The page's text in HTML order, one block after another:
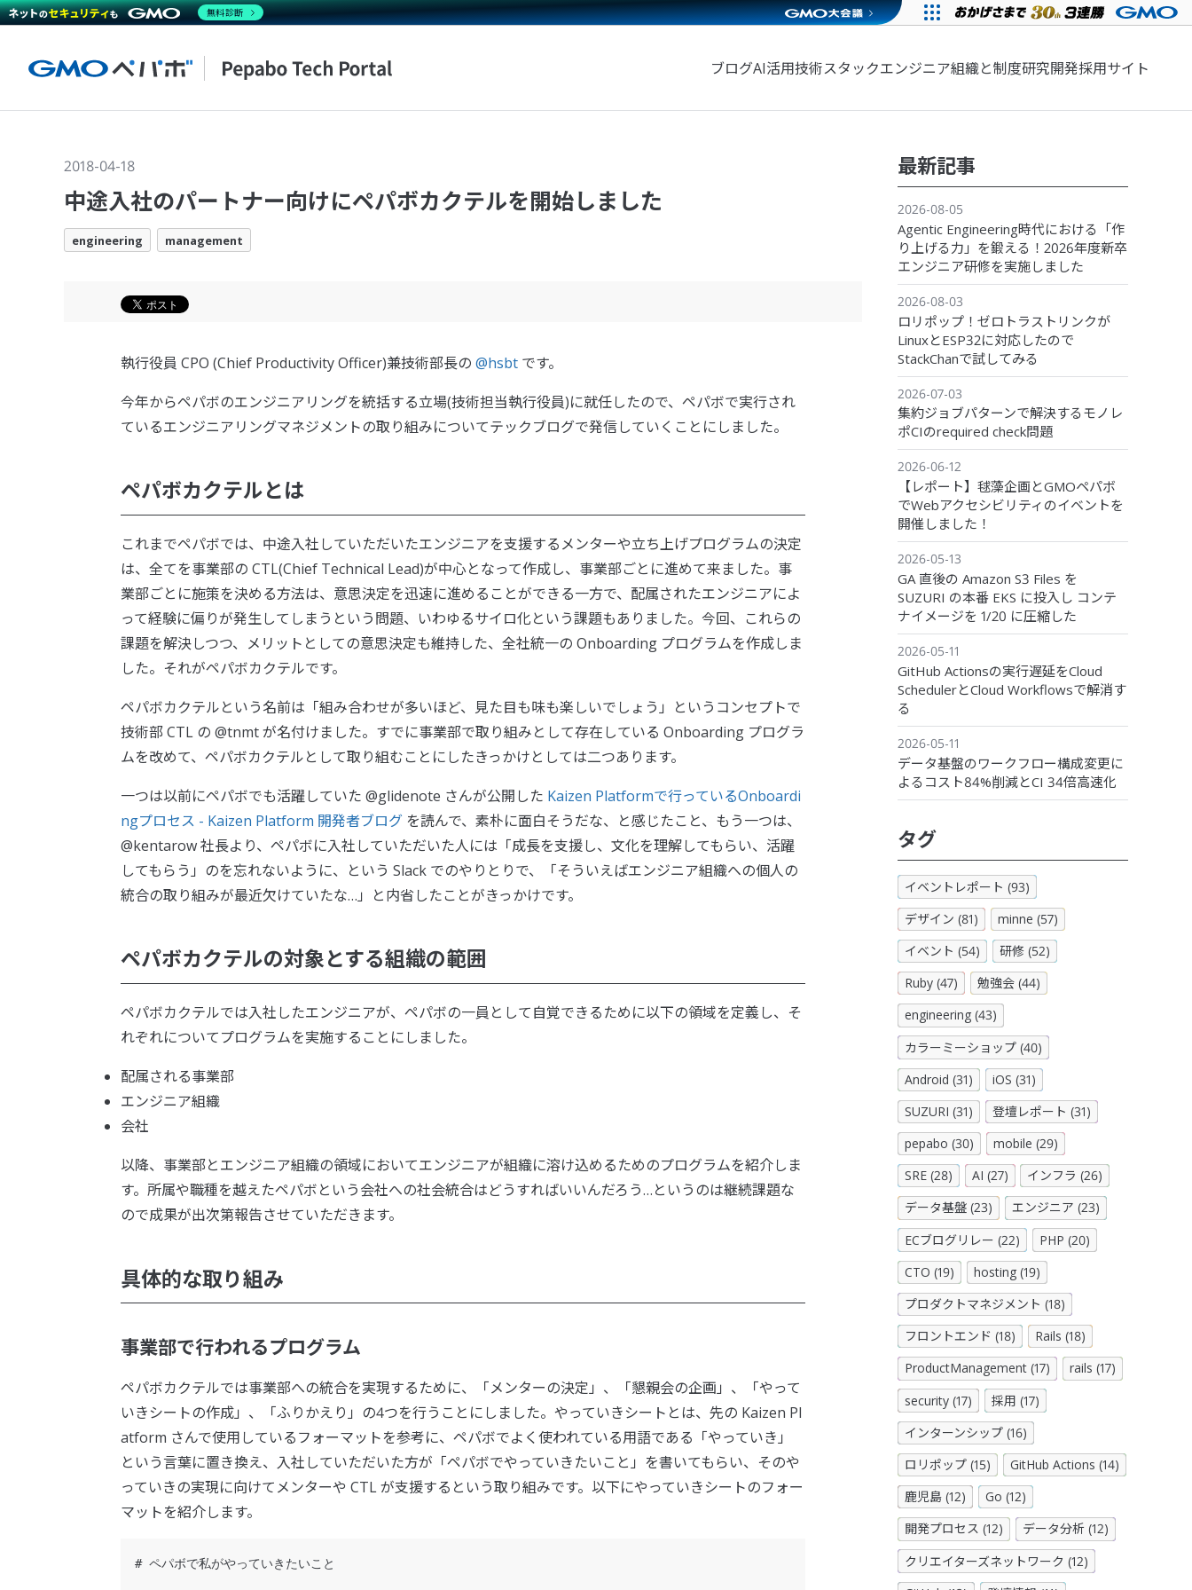
ブログAI活用技術スタックエンジニア組織と制度研究開発採用サイト
2018-04-18
中途入社のパートナー向けにペパボカクテルを開始しました
engineering management
執行役員 CPO (Chief Productivity Officer)兼技術部長の @hsbt です。
今年からペパボのエンジニアリングを統括する立場(技術担当執行役員)に就任したので、ペパボで実行され
ているエンジニアリングマネジメントの取り組みについてテックブログで発信していくことにしました。
ペパボカクテルとは
これまでペパボでは、中途入社していただいたエンジニアを支援するメンターや立ち上げプログラムの決定
は、全てを事業部の CTL(Chief Technical Lead)が中心となって作成し、事業部ごとに進めて来ました。事
業部ごとに施策を決める方法は、意思決定を迅速に進めることができる一方で、配属されたエンジニアによ
って経験に偏りが発生してしまうという問題、いわゆるサイロ化という課題もありました。今回、これらの
課題を解決しつつ、メリットとしての意思決定も維持した、全社統一の Onboarding プログラムを作成しま
した。それがペパボカクテルです。
ペパボカクテルという名前は「組み合わせが多いほど、見た目も味も楽しいでしょう」というコンセプトで
技術部 CTL の @tnmt が名付けました。すでに事業部で取り組みとして存在している Onboarding プログラ
ムを改めて、ペパボカクテルとして取り組むことにしたきっかけとしては二つあります。
一つは以前にペパボでも活躍していた @glidenote さんが公開した Kaizen Platformで行っているOnboardi
ngプロセス - Kaizen Platform 開発者ブログ を読んで、素朴に面白そうだな、と感じたこと、もう一つは、
@kentarow 社長より、ペパボに入社していただいた人には「成長を支援し、文化を理解してもらい、活躍
してもらう」のを忘れないように、という Slack でのやりとりで、「そういえばエンジニア組織への個人の
統合の取り組みが最近欠けていたな…」と内省したことがきっかけです。
ペパボカクテルの対象とする組織の範囲
ペパボカクテルでは入社したエンジニアが、ペパボの一員として自覚できるために以下の領域を定義し、そ
れぞれについてプログラムを実施することにしました。
配属される事業部
エンジニア組織
会社
以降、事業部とエンジニア組織の領域においてエンジニアが組織に溶け込めるためのプログラムを紹介しま
す。所属や職種を越えたペパボという会社への社会統合はどうすればいいんだろう…というのは継続課題な
ので成果が出次第報告させていただきます。
具体的な取り組み
事業部で行われるプログラム
ペパボカクテルでは事業部への統合を実現するために、「メンターの決定」、「懇親会の企画」、「やって
いきシートの作成」、「ふりかえり」の4つを行うことにしました。やっていきシートとは、先の Kaizen Pl
atform さんで使用しているフォーマットを参考に、ペパボでよく使われている用語である「やっていき」
という言葉に置き換え、入社していただいた方が「ペパボでやっていきたいこと」を書いてもらい、そのや
っていきの実現に向けてメンターや CTL が支援するという取り組みです。以下にやっていきシートのフォー
マットを紹介します。
# ペパボで私がやっていきたいこと
最新記事
2026-08-05
Agentic Engineering時代における「作
り上げる力」を鍛える！2026年度新卒
エンジニア研修を実施しました
2026-08-03
ロリポップ！ゼロトラストリンクが
LinuxとESP32に対応したので
StackChanで試してみる
2026-07-03
集約ジョブパターンで解決するモノレ
ポCIのrequired check問題
2026-06-12
【レポート】毬藻企画とGMOペパボ
でWebアクセシビリティのイベントを
開催しました！
2026-05-13
GA 直後の Amazon S3 Files を
SUZURI の本番 EKS に投入し コンテ
ナイメージを 1/20 に圧縮した
2026-05-11
GitHub Actionsの実行遅延をCloud
SchedulerとCloud Workflowsで解消す
る
2026-05-11
データ基盤のワークフロー構成変更に
よるコスト84%削減とCI 34倍高速化
タグ
イベントレポート (93)
デザイン (81)
minne (57)
イベント (54)
研修 (52)
Ruby (47)
勉強会 (44)
engineering (43)
カラーミーショップ (40)
Android (31)
iOS (31)
SUZURI (31)
登壇レポート (31)
pepabo (30)
mobile (29)
SRE (28)
AI (27)
インフラ (26)
データ基盤 (23)
エンジニア (23)
ECブログリレー (22)
PHP (20)
CTO (19)
hosting (19)
プロダクトマネジメント (18)
フロントエンド (18)
Rails (18)
ProductManagement (17)
rails (17)
security (17)
採用 (17)
インターンシップ (16)
ロリポップ (15)
GitHub Actions (14)
鹿児島 (12)
Go (12)
開発プロセス (12)
データ分析 (12)
クリエイターズネットワーク (12)
無料診断